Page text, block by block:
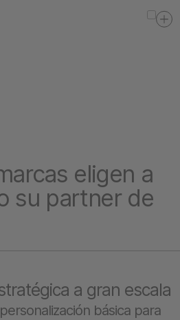
eligen a
su partner de
a gran escala
básica para